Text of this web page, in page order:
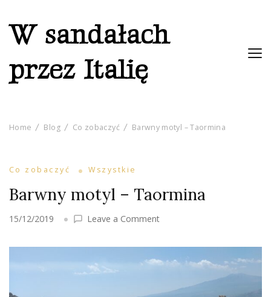
W sandałach
przez Italię
Home Blog Co zobaczyć Barwny motyl – Taormina
Co zobaczyć Wszystkie
Barwny motyl – Taormina
15/12/2019 Leave a Commenton
motyl
–
Taormina